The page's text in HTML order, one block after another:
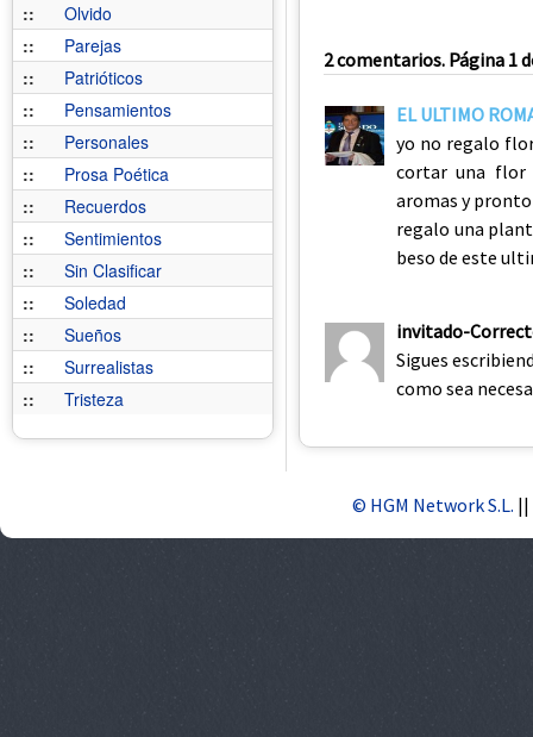
::
Olvido
::
Parejas
::
Patrióticos
::
Pensamientos
::
Personales
::
Prosa Poética
::
Recuerdos
::
Sentimientos
::
Sin Clasificar
::
Soledad
::
Sueños
::
Surrealistas
::
Tristeza
2 comentarios. Página 1
EL ULTIMO
yo no regalo
cortar una flor
aromas y
regalo una
beso de este
invitado-
Sigues
como sea
© HGM Network S.L. ||